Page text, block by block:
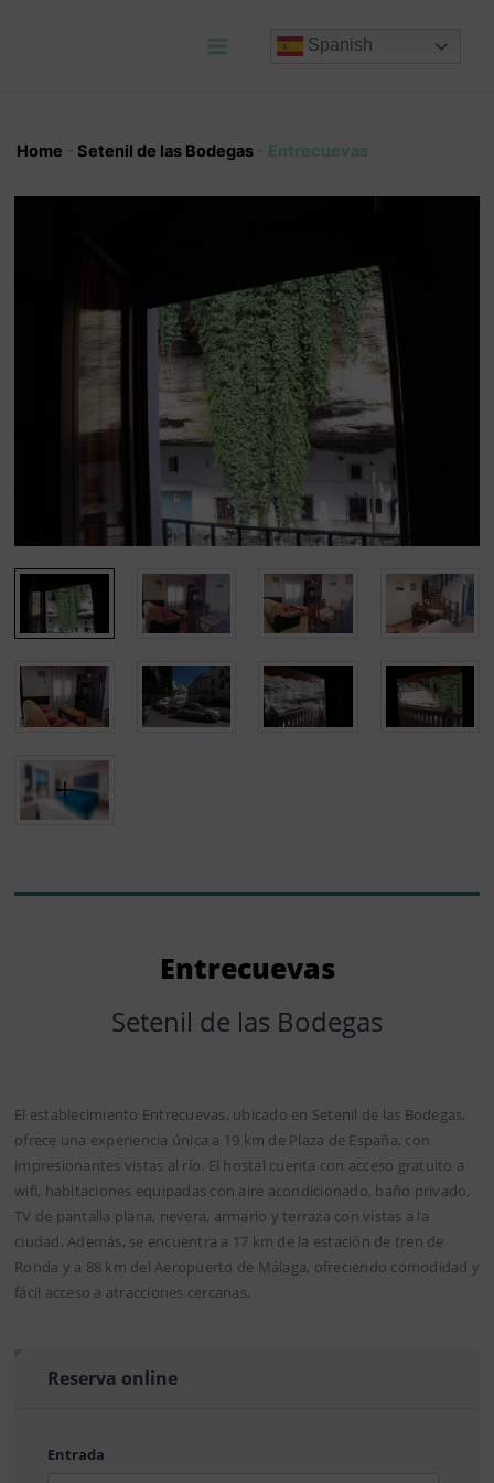
Spanish
Home - Setenil de las Bodegas- Entrecuevas
Entrecuevas
Setenil de las Bodegas
El establecimiento Entrecuevas, ubicado en Setenil de las Bodegas,
ofrece una experiencia única a 19 km de Plaza de España, con
impresionantes vistas al río. El hostal cuenta con acceso gratuito a
wifi, habitaciones equipadas con aire acondicionado, baño privado,
TV de pantalla plana, nevera, armario y terraza con vistas a la
ciudad. Además, se encuentra a 17 km de la estación de tren de
Ronda y a 88 km del Aeropuerto de Málaga, ofreciendo comodidad y
fácil acceso a atracciones cercanas.
Reserva online
Entrada